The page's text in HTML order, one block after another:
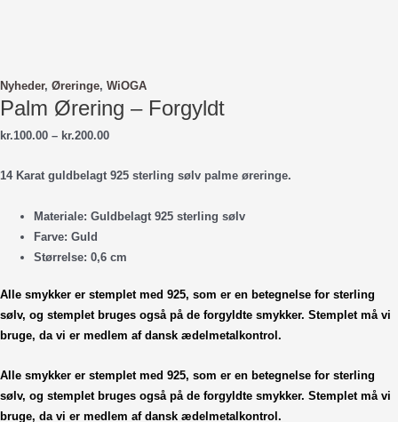
Nyheder, Øreringe, WiOGA
Palm Ørering – Forgyldt
kr.100.00 – kr.200.00Prisinterval:
til
14 Karat guldbelagt 925 sterling sølv palme øreringe.
Materiale: Guldbelagt 925 sterling sølv
Farve: Guld
Størrelse: 0,6 cm
Alle smykker er stemplet med 925, som er en betegnelse for sterling
sølv, og stemplet bruges også på de forgyldte smykker. Stemplet må vi
bruge, da vi er medlem af dansk ædelmetalkontrol.
Alle smykker er stemplet med 925, som er en betegnelse for sterling
sølv, og stemplet bruges også på de forgyldte smykker. Stemplet må vi
bruge, da vi er medlem af dansk ædelmetalkontrol.